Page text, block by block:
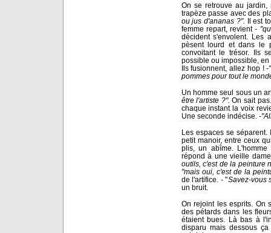
On se retrouve au
trapèze passe avec des
ou jus d'ananas ?". Il est
femme repart, revient-
décident s'envolent. Les
pèsent lourd et dans le
convoitant le trésor. Ils
possible ou impossible,
Ils fusionnent, allez hop ! -
pommes pour tout le
Un homme seul sous un
être l'artiste ?". On sait
chaque instant la voix
Une seconde indécise. -
Les espaces se
petit manoir, entre ceux
plis, un abîme.
répond à une vieille
outils, c'est de la peinture
"mais oui, c'est de la
de l'artifice. - "Savez-vous
un bruit.
On rejoint les esprits. On
des pétards dans les
étaient bues. Là bas à
disparu mais dessous